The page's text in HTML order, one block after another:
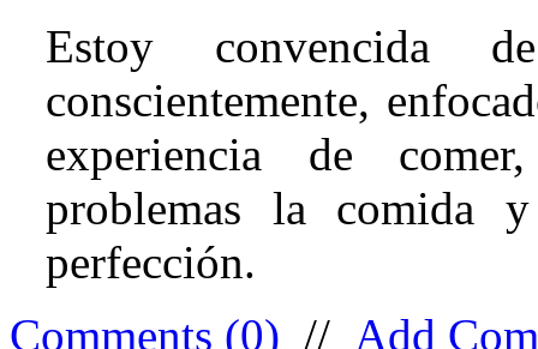
Estoy convencida
conscientemente,
experiencia de
problemas la comida
perfección.
Comments (0) // Add